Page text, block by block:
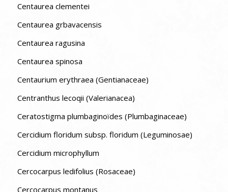
Centaurea clementei
Centaurea grbavacensis
Centaurea ragusina
Centaurea spinosa
Centaurium erythraea (Gentianaceae)
Centranthus lecoqii (Valerianacea)
Ceratostigma plumbaginoïdes (Plumbaginaceae)
Cercidium floridum subsp. floridum (Leguminosae)
Cercidium microphyllum
Cercocarpus ledifolius (Rosaceae)
Cercocarpus montanus